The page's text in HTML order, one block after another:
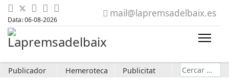
Data: 06-08-2026
mail@lapremsadelbaix.es
Publicador Hemeroteca Publicitat Cerca